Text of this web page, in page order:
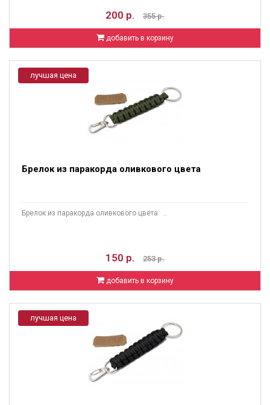
200 р. 355 р.
добавить в корзину
лучшая цена
Брелок из паракорда оливкового цвета
Брелок из паракорда оливкового цвета ..
150 р. 253 р.
добавить в корзину
лучшая цена